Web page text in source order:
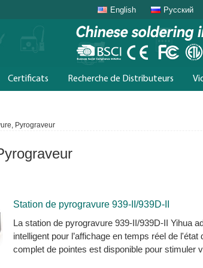
English Русский
Certificats Recherche de Distributeurs
Pyrograveur
Station de pyrogravure 939-II/939D-II
La station de pyrogravure 939-II/939D-II Yihua
intelligent pour l’affichage en temps réel de
complet de pointes est disponible pour stimuler